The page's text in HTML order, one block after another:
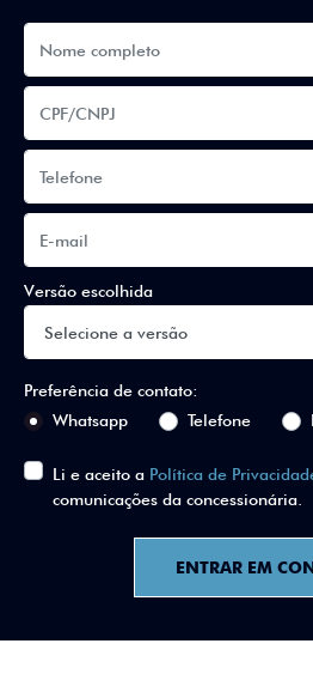
Versão escolhida
Preferência de contato:
Whatsapp
Telefone
Li e aceito a Política de
comunicações da concessionária.
ENTRAR EM